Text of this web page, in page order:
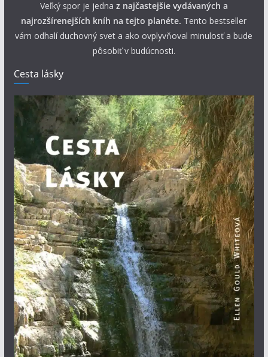
Veľký spor je jedna z najčastejšie vydávaných a
najrozšírenejších kníh na tejto planéte. Tento bestseller
vám odhalí duchovný svet a ako ovplyvňoval minulosť a bude
pôsobiť v budúcnosti.
Cesta lásky